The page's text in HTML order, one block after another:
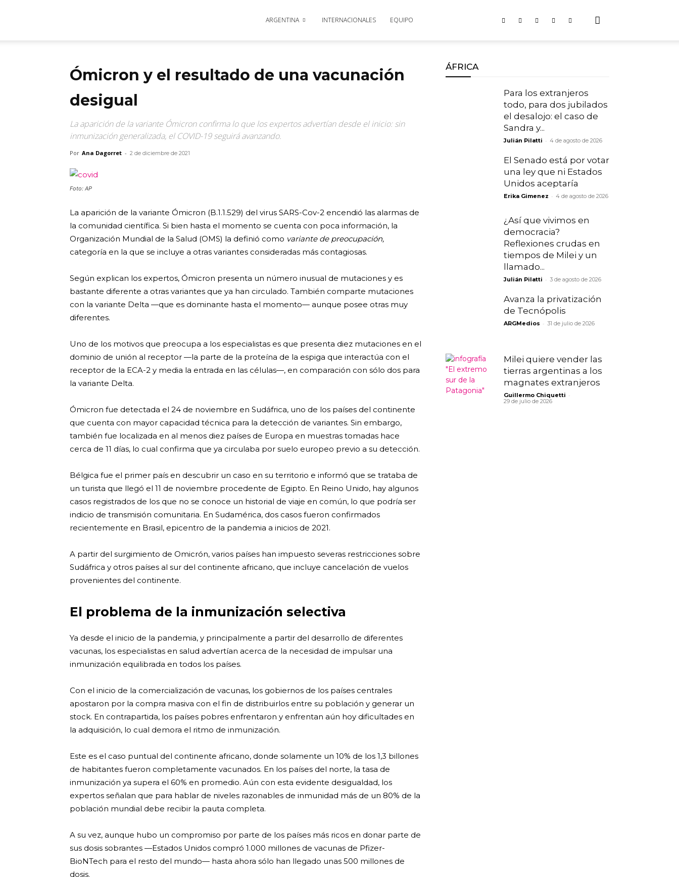
ARGENTINA INTERNACIONALES EQUIPO
Ómicron y el resultado de una vacunación
desigual
La aparición de la variante Ómicron confirma lo que los expertos advertían desde el inicio: sin
inmunización generalizada, el COVID-19 seguirá avanzando.
Por Ana Dagorret - 2 de diciembre de 2021
Foto: AP
La aparición de la variante Ómicron (B.1.1.529) del virus SARS-Cov-2 encendió las alarmas de
la comunidad científica. Si bien hasta el momento se cuenta con poca información, la
Organización Mundial de la Salud (OMS) la definió como variante de preocupación,
categoría en la que se incluye a otras variantes consideradas más contagiosas.
Según explican los expertos, Ómicron presenta un número inusual de mutaciones y es
bastante diferente a otras variantes que ya han circulado. También comparte mutaciones
con la variante Delta —que es dominante hasta el momento— aunque posee otras muy
diferentes.
Uno de los motivos que preocupa a los especialistas es que presenta diez mutaciones en el
dominio de unión al receptor —la parte de la proteína de la espiga que interactúa con el
receptor de la ECA-2 y media la entrada en las células—, en comparación con sólo dos para
la variante Delta.
Ómicron fue detectada el 24 de noviembre en Sudáfrica, uno de los países del continente
que cuenta con mayor capacidad técnica para la detección de variantes. Sin embargo,
también fue localizada en al menos diez países de Europa en muestras tomadas hace
cerca de 11 días, lo cual confirma que ya circulaba por suelo europeo previo a su detección.
Bélgica fue el primer país en descubrir un caso en su territorio e informó que se trataba de
un turista que llegó el 11 de noviembre procedente de Egipto. En Reino Unido, hay algunos
casos registrados de los que no se conoce un historial de viaje en común, lo que podría ser
indicio de transmisión comunitaria. En Sudamérica, dos casos fueron confirmados
recientemente en Brasil, epicentro de la pandemia a inicios de 2021.
A partir del surgimiento de Omicrón, varios países han impuesto severas restricciones sobre
Sudáfrica y otros países al sur del continente africano, que incluye cancelación de vuelos
provenientes del continente.
El problema de la inmunización selectiva
Ya desde el inicio de la pandemia, y principalmente a partir del desarrollo de diferentes
vacunas, los especialistas en salud advertían acerca de la necesidad de impulsar una
inmunización equilibrada en todos los países.
Con el inicio de la comercialización de vacunas, los gobiernos de los países centrales
apostaron por la compra masiva con el fin de distribuirlos entre su población y generar un
stock. En contrapartida, los países pobres enfrentaron y enfrentan aún hoy dificultades en
la adquisición, lo cual demora el ritmo de inmunización.
Este es el caso puntual del continente africano, donde solamente un 10% de los 1,3 billones
de habitantes fueron completamente vacunados. En los países del norte, la tasa de
inmunización ya supera el 60% en promedio. Aún con esta evidente desigualdad, los
expertos señalan que para hablar de niveles razonables de inmunidad más de un 80% de la
población mundial debe recibir la pauta completa.
A su vez, aunque hubo un compromiso por parte de los países más ricos en donar parte de
sus dosis sobrantes —Estados Unidos compró 1.000 millones de vacunas de Pfizer-
BioNTech para el resto del mundo— hasta ahora sólo han llegado unas 500 millones de
dosis.
ÁFRICA
Para los extranjeros
todo, para dos jubilados
el desalojo: el caso de
Sandra y...
Julián Pilatti - 4 de agosto de 2026
El Senado está por votar
una ley que ni Estados
Unidos aceptaría
Erika Gimenez - 4 de agosto de 2026
¿Así que vivimos en
democracia?
Reflexiones crudas en
tiempos de Milei y un
llamado...
Julián Pilatti - 3 de agosto de 2026
Avanza la privatización
de Tecnópolis
ARGMedios - 31 de julio de 2026
Milei quiere vender las
tierras argentinas a los
magnates extranjeros
Guillermo Chiquetti -
29 de julio de 2026